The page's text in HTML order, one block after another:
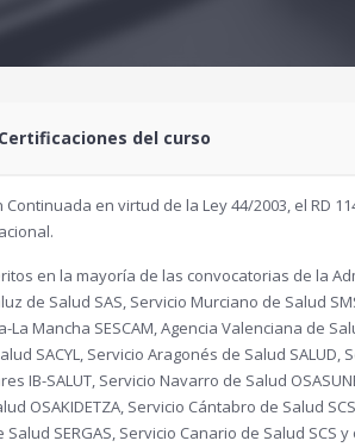
Certificaciones del curso
en virtud de la Ley 44/2003, el RD
en la mayoría de las convocatorias de la
de Salud SAS, Servicio Murciano de Salud
Mancha SESCAM, Agencia Valenciana de
SACYL, Servicio Aragonés de Salud SALUD,
IB-SALUT, Servicio Navarro de Salud
OSAKIDETZA, Servicio Cántabro de Salud
SERGAS, Servicio Canario de Salud SCS y